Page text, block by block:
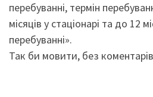
перебуванні, термін
місяців у стаціонарі та до 12
перебуванні».
Так би мовити, без